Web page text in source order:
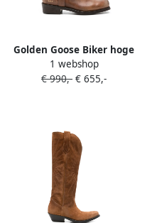
Golden Goose Biker hoge
laarzen van bruin leer met
riem en antieke
1 webshop
€ 990,- € 655,-